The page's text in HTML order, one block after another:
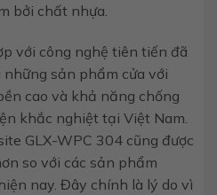
bởi chất nhựa.
với công nghệ tiên tiến đã
sản phẩm cửa với
cao và khả năng chống
khắc nghiệt tại Việt Nam.
GLX-WPC 304 cũng được
so với các sản phẩm
nay. Đây chính là lý do vì